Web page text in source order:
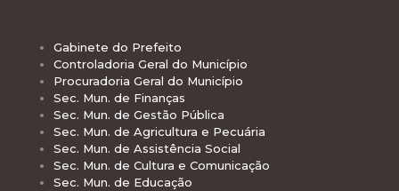
Gabinete do Prefeito
Controladoria Geral do Município
Procuradoria Geral do Município
Sec. Mun. de Finanças
Sec. Mun. de Gestão Pública
Sec. Mun. de Agricultura e Pecuária
Sec. Mun. de Assistência Social
Sec. Mun. de Cultura e Comunicação
Sec. Mun. de Educação